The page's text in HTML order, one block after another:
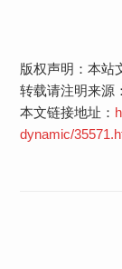
版权声明：本站
转载请注明来源：
本文链接地址：
dynamic/